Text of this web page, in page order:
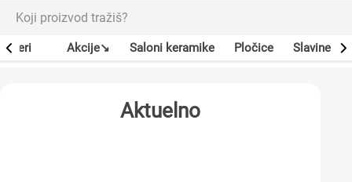
Akcije↘ Saloni keramike Pločice Slavine
Aktuelno